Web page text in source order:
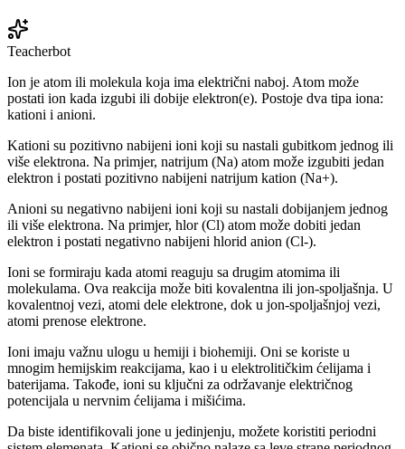
Teacherbot
Ion je atom ili molekula koja ima električni naboj. Atom može
postati ion kada izgubi ili dobije elektron(e). Postoje dva tipa iona:
kationi i anioni.
Kationi su pozitivno nabijeni ioni koji su nastali gubitkom jednog ili
više elektrona. Na primjer, natrijum (Na) atom može izgubiti jedan
elektron i postati pozitivno nabijeni natrijum kation (Na+).
Anioni su negativno nabijeni ioni koji su nastali dobijanjem jednog
ili više elektrona. Na primjer, hlor (Cl) atom može dobiti jedan
elektron i postati negativno nabijeni hlorid anion (Cl-).
Ioni se formiraju kada atomi reaguju sa drugim atomima ili
molekulama. Ova reakcija može biti kovalentna ili jon-spoljašnja. U
kovalentnoj vezi, atomi dele elektrone, dok u jon-spoljašnjoj vezi,
atomi prenose elektrone.
Ioni imaju važnu ulogu u hemiji i biohemiji. Oni se koriste u
mnogim hemijskim reakcijama, kao i u elektrolitičkim ćelijama i
baterijama. Takođe, ioni su ključni za održavanje električnog
potencijala u nervnim ćelijama i mišićima.
Da biste identifikovali jone u jedinjenju, možete koristiti periodni